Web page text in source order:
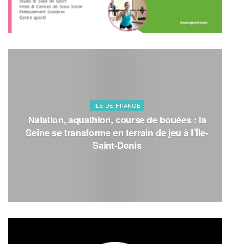
ILE-DE-FRANCE
Natation, aquathlon, course de bouées : la
Seine se transforme en terrain de jeu à l’Île-
Saint-Denis